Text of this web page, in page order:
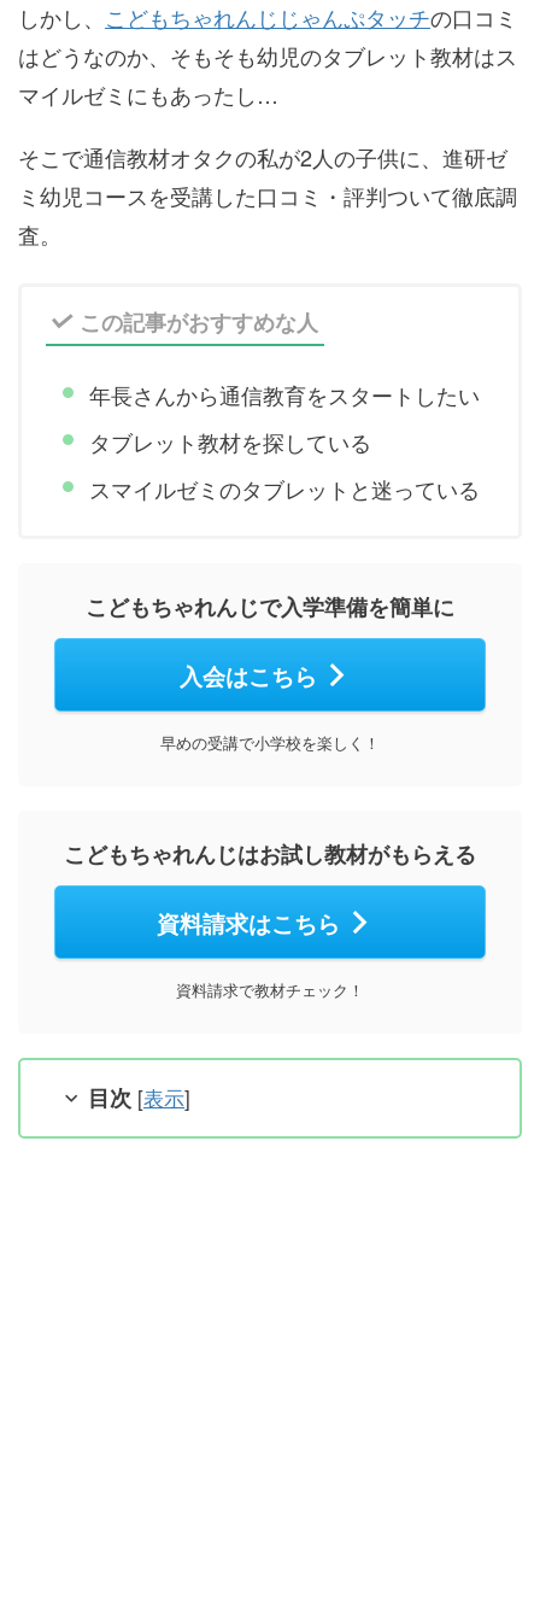
しかし、 こどもちゃれんじじゃんぷタッチの口コミ
はどうなのか、そもそも幼児のタブレット教材はス
マイルゼミにもあったし…
そこで通信教材オタクの私が2人の子供に、進研ゼ
ミ幼児コースを受講した口コミ・評判ついて徹底調
査。
この記事がおすすめな人
年長さんから通信教育をスタートしたい
タブレット教材を探している
スマイルゼミのタブレットと迷っている
こどもちゃれんじで入学準備を簡単に
入会はこちら
早めの受講で小学校を楽しく！
こどもちゃれんじはお試し教材がもらえる
資料請求はこちら
資料請求で教材チェック！
目次 [表示]